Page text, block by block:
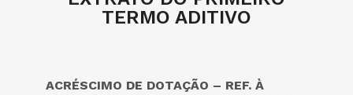
TERMO ADITIVO
ACRÉSCIMO DE DOTAÇÃO – REF. À